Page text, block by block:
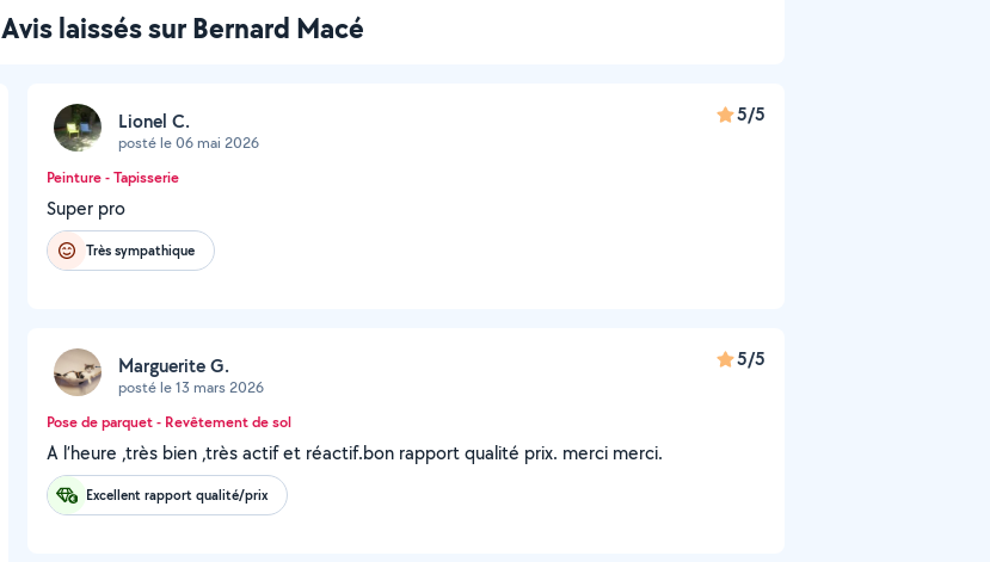
Avis laissés sur Bernard Macé
Lionel C.
posté le 06 mai 2026
5/5
Peinture - Tapisserie
Super pro
Très sympathique
Marguerite G.
posté le 13 mars 2026
5/5
Pose de parquet - Revêtement de sol
A l’heure ,très bien ,très actif et réactif.bon rapport qualité prix. merci merci.
Excellent rapport qualité/prix